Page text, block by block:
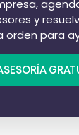
y
orden para